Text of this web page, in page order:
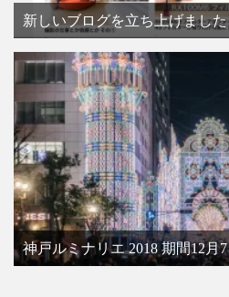
新しいブログを立ち上げまし
神戸ルミナリエ 2018 期間12月